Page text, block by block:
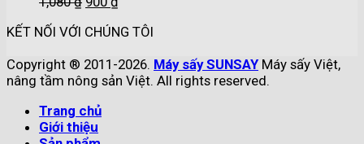
KẾT NỐI VỚI CHÚNG TÔI
Copyright ® 2011-2026. Máy sấy SUNSAY Máy sấy Việt,
nâng tầm nông sản Việt. All rights reserved.
Trang chủ
Giới thiệu